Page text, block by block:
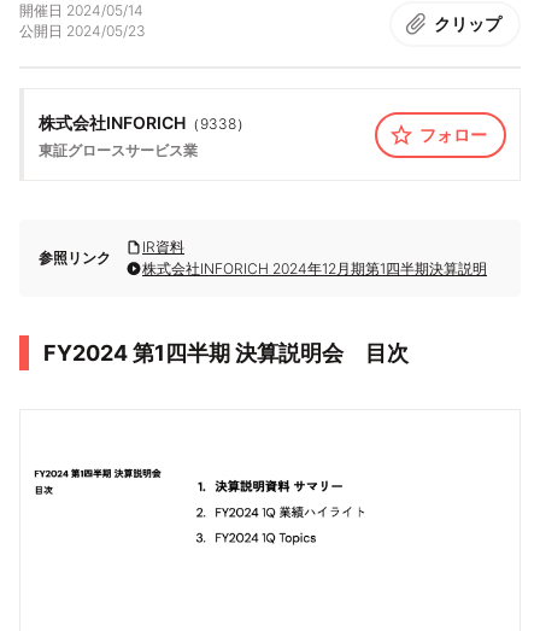
開催日 2024/05/14
公開日 2024/05/23 クリップ
株式会社INFORICH （ 9338）
東証グロースサービス業
フォロー
参照リンク
IR資料
株式会社INFORICH 2024年12月期第1四半期決算説明
FY2024 第1四半期 決算説明会 目次